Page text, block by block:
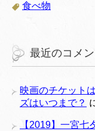
食べ物
最近のコメン
映画のチケット
ズはいつまで？
【2019】一宮